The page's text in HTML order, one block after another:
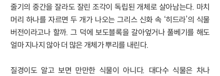
줄기의 중간을 잘라도 잘린 조각이 독립된 개체로 살아남는다. 마치
머리 하나를 자르면 두 개가 나오는 그리스 신화 속 ‘히드라’의 식물
버전이라고나 할까. 그 덕에 보도블록을 갈아엎거나 풀베기를 해도
얼마 지나지 않아 더 많은 개체가 뿌리를 내린다.
질경이도 알고 보면 만만한 식물이 아니다. 대다수 식물은 차나